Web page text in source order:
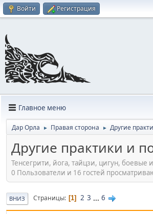
Войти Регистрация
Главное меню
Дар Орла ► Правая сторона ► Другие
Другие практики и
Тенсегрити, йога, тайцзи, цигун, боевые
0 Пользователи и 16 гостей
ВНИЗ Страницы 1 2 3 ... 6